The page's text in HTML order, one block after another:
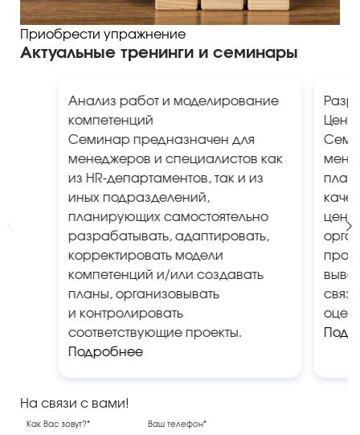
Приобрести упражнение
Актуальные тренинги и семинары
Анализ работ и моделирование
компетенций
Семинар предназначен для
менеджеров и специалистов как
из HR-департаментов, так и из
иных подразделений,
планирующих самостоятельно
разрабатывать, адаптировать,
корректировать модели
компетенций и/или создавать
планы, организовывать
и контролировать
соответствующие проекты.
Подробнее
На связи с вами!